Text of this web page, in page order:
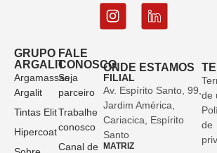
GRUPO
ARGALIT
Argamassas
Argalit
Tintas Elit
Hipercoat
FALE
CONOSCO
Seja
parceiro
Trabalhe
conosco
Canal de
ONDE ESTAMOS
FILIAL
Av. Espírito Santo, 99,
Jardim América,
Cariacica, Espírito
Santo
MATRIZ
de
de